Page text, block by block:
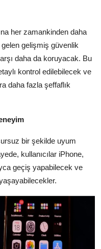
her zamankinden daha
gelişmiş güvenlik
daha da koruyacak. Bu
kontrol edilebilecek ve
daha fazla şeffaflık
bir şekilde uyum
kullanıcılar iPhone,
geçiş yapabilecek ve